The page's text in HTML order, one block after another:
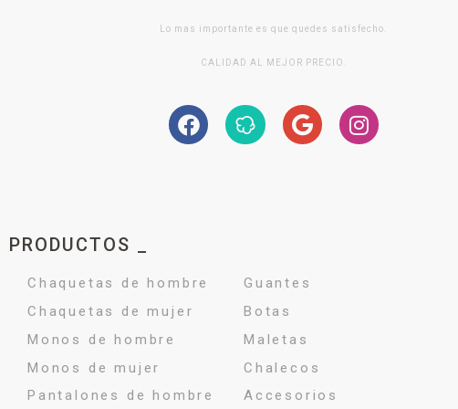
Lo mas importante es que quedes satisfecho.
CALIDAD AL MEJOR PRECIO.
PRODUCTOS _
Chaquetas de hombre
Chaquetas de mujer
Monos de hombre
Monos de mujer
Pantalones de hombre
Guantes
Botas
Maletas
Chalecos
Accesorios